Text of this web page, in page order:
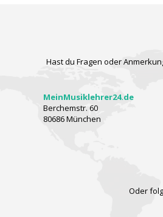
Hast du Fragen oder
MeinMusiklehrer24.de
Berchemstr. 60
80686 München
Oder